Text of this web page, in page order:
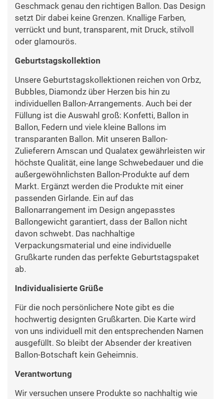
Geschmack genau den richtigen Ballon. Das Design
setzt Dir dabei keine Grenzen. Knallige Farben,
verrückt und bunt, transparent, mit Druck, stilvoll
oder glamourös.
Geburtstagskollektion
Unsere Geburtstagskollektionen reichen von Orbz,
Bubbles, Diamondz über Herzen bis hin zu
individuellen Ballon-Arrangements. Auch bei der
Füllung ist die Auswahl groß: Konfetti, Ballon in
Ballon, Federn und viele kleine Ballons im
transparanten Ballon. Mit unseren Ballon-
Zulieferern Amscan und Qualatex gewährleisten wir
höchste Qualität, eine lange Schwebedauer und die
außergewöhnlichsten Ballon-Produkte auf dem
Markt. Ergänzt werden die Produkte mit einer
passenden Girlande. Ein auf das
Ballonarrangement im Design angepasstes
Ballongewicht garantiert, dass der Ballon nicht
davon schwebt. Das nachhaltige
Verpackungsmaterial und eine individuelle
Grußkarte runden das perfekte Geburtstagspaket
ab.
Individualisierte Grüße
Für die noch persönlichere Note gibt es die
hochwertig designten Grußkarten. Die Karte wird
von uns individuell mit den entsprechenden Namen
ausgefüllt. So bleibt der Absender der kreativen
Ballon-Botschaft kein Geheimnis.
Verantwortung
Wir versuchen unsere Produkte so nachhaltig wie